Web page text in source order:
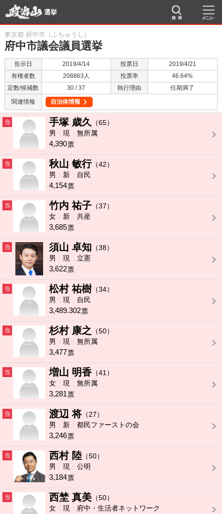
選挙
東京都 府中市（ふちゅうし）
府中市議会議員選挙
告示日 2019/4/14 投票日
2019/4/21
有権者数
208863人 投票率
46.64%
定数/候補数
30 / 37 執行理由
任期満了
関連情報
自治体情報
当 手塚 歳久
（65）
男
現 無所属
4,390票
当 秋山 敏行（42）
男
新 自民
4,154票
当 竹内 祐子 （37）
女
新 共産
3,685票
当 須山 卓知 （38）
男
現 立憲
3,622票
当 松村 祐樹（34）
男
現 自民
3,489.302票
当 杉村 康之
（50）
男
現 無所属
3,477票
当 増山 明香（41）
女
現 無所属
3,281票
当 渡辺 将 （27）
男
新 都民ファーストの会
3,246票
当 西村 陸 （50）
男
現 公明
3,184票
当 西埜 真美 （50）
女
現 府中・生活者ネットワーク